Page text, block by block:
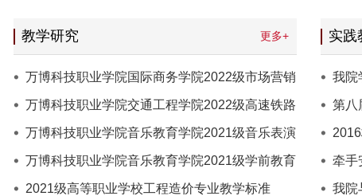
更多+
教学研究
万博科技职业学院国际商务学院2022级市场营销
专业人才培养方案
万博科技职业学院交通工程学院2022级高速铁路
客运服务专业人才
万博科技职业学院音乐教育学院2021级音乐表演
专业人才培养方案
万博科技职业学院音乐教育学院2021级学前教育
专业人才培养方案
2021级高等职业学校工程造价专业教学标准
实践
我院
践大
第八
课程
牵手
我院